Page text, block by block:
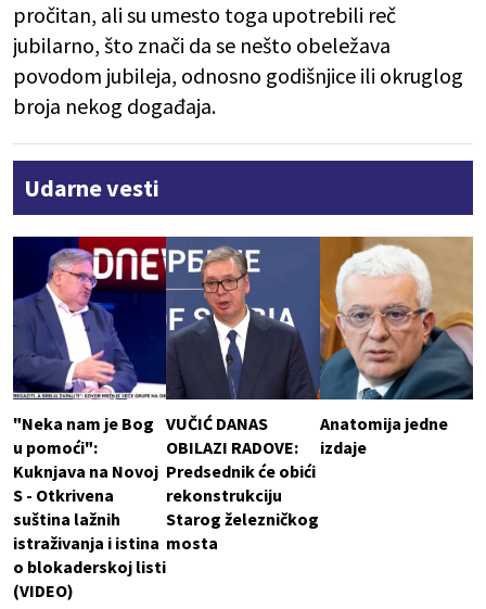
pročitan, ali su umesto toga upotrebili reč
jubilarno, što znači da se nešto obeležava
povodom jubileja, odnosno godišnjice ili okruglog
broja nekog događaja.
Udarne vesti
"Neka nam je Bog
u pomoći":
Kuknjava na Novoj
S - Otkrivena
suština lažnih
istraživanja i istina
o blokaderskoj listi
(VIDEO)
VUČIĆ DANAS
OBILAZI RADOVE:
Predsednik će obići
rekonstrukciju
Starog železničkog
mosta
Anatomija jedne
izdaje